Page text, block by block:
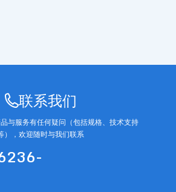
联系我们
与服务有任何疑问（包括规格、技术支持
），欢迎随时与我们联系